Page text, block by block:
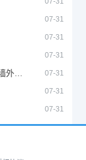
07-31
07-31
07-31
07-31
07-31
07-31